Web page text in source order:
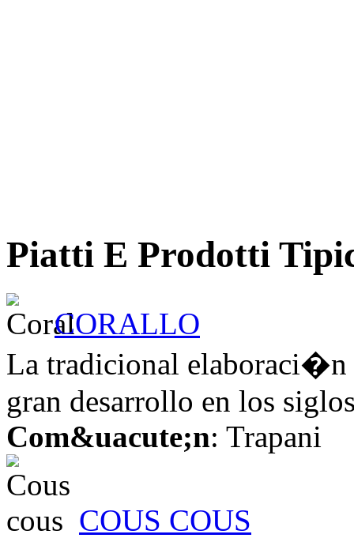
Piatti E Prodotti
CORALLO
La tradicional elaboraci�n
gran desarrollo en los
Com&uacute;n: Trapani
COUS COUS